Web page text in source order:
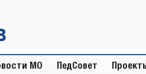
МО ПедСовет